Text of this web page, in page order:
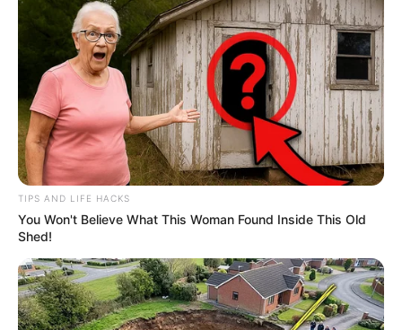
TIPS AND LIFE HACKS
You Won't Believe What This Woman Found Inside This Old
Shed!